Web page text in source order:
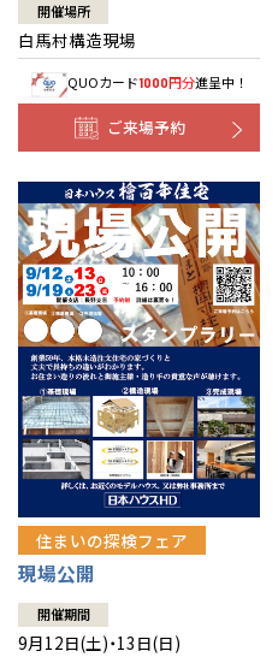
開催場所
白馬村構造現場
QUOカード1000円分進呈中！
ご来場予約
住まいの探検フェア
現場公開
開催期間
9月12日(土)・13日(日)